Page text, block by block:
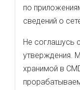
по
сведений о
Не соглашусь
утверждения.
хранимой в